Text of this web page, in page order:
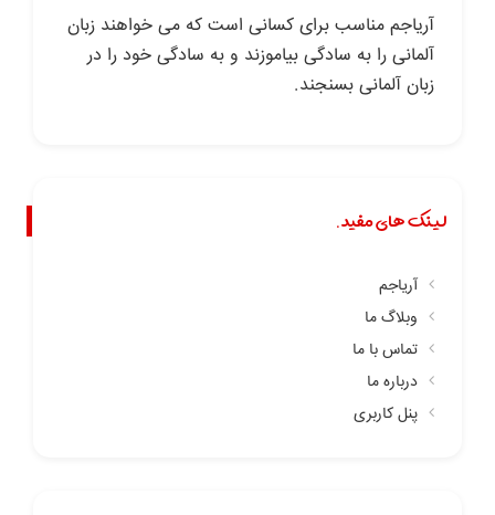
آریاجم مناسب برای کسانی است که می خواهند زبان
آلمانی را به سادگی بیاموزند و به سادگی خود را در
زبان آلمانی بسنجند.
لینک های مفید.
آریاجم
وبلاگ ما
تماس با ما
درباره ما
پنل کاربری